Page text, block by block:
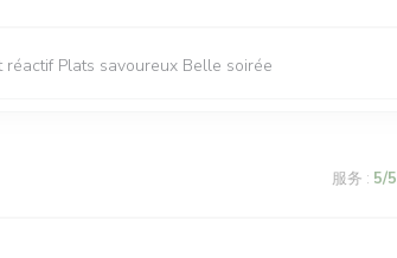
Plats savoureux Belle soirée
服务 : 5/5